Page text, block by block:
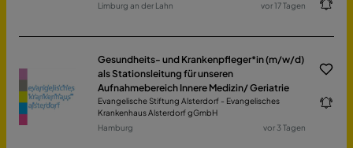
Limburg an der Lahn
vor 17 Tagen
Gesundheits- und Krankenpfleger*in (m/w/d)
als Stationsleitung für unseren
Aufnahmebereich Innere Medizin/ Geriatrie
Evangelische Stiftung Alsterdorf - Evangelisches
Krankenhaus Alsterdorf gGmbH
Hamburg
vor 3 Tagen